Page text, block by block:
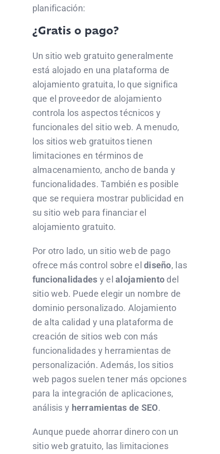
planificación:
¿Gratis o pago?
Un sitio web gratuito generalmente
está alojado en una plataforma de
alojamiento gratuita, lo que significa
que el proveedor de alojamiento
controla los aspectos técnicos y
funcionales del sitio web. A menudo,
los sitios web gratuitos tienen
limitaciones en términos de
almacenamiento, ancho de banda y
funcionalidades. También es posible
que se requiera mostrar publicidad en
su sitio web para financiar el
alojamiento gratuito.
Por otro lado, un sitio web de pago
ofrece más control sobre eldiseño, las
funcionalidades y elalojamiento del
sitio web. Puede elegir un nombre de
dominio personalizado. Alojamiento
de alta calidad y una plataforma de
creación de sitios web con más
funcionalidades y herramientas de
personalización. Además, los sitios
web pagos suelen tener más opciones
para la integración de aplicaciones,
análisis y herramientas de SEO.
Aunque puede ahorrar dinero con un
sitio web gratuito, las limitaciones